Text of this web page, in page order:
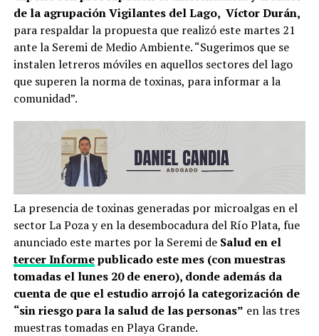
de la agrupación Vigilantes del Lago, Víctor Durán,
para respaldar la propuesta que realizó este martes 21
ante la Seremi de Medio Ambiente. “Sugerimos que se
instalen letreros móviles en aquellos sectores del lago
que superen la norma de toxinas, para informar a la
comunidad”.
La presencia de toxinas generadas por microalgas en el
sector La Poza y en la desembocadura del Río Plata, fue
anunciado este martes por la Seremi de Salud en el
tercer Informepublicado este mes (con muestras
tomadas el lunes 20 de enero), donde además da
cuenta de que el estudio arrojó la categorización de
“sin riesgo para la salud de las personas” en las tres
muestras tomadas en Playa Grande.